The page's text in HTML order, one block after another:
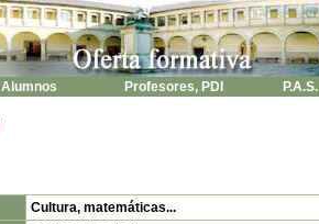
Alumnos Profesores, PDI P.A.S.
Cultura, matemáticas...